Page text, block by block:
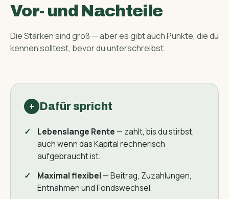
Vor- und Nachteile
Die Stärken sind groß — aber es gibt auch Punkte, die du
kennen solltest, bevor du unterschreibst.
+ Dafür spricht
Lebenslange Rente — zahlt, bis du stirbst,
auch wenn das Kapital rechnerisch
aufgebraucht ist.
Maximal flexibel — Beitrag, Zuzahlungen,
Entnahmen und Fondswechsel.